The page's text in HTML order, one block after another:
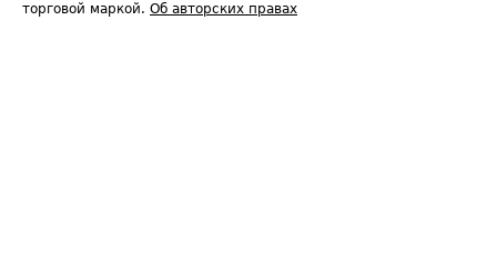
торговой маркой. Об авторских правах